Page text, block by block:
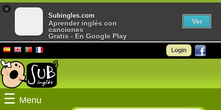
Login
☰ Menu
×
Subingles.com
Aprender inglés con
canciones
Gratis - En Google Play
Ver